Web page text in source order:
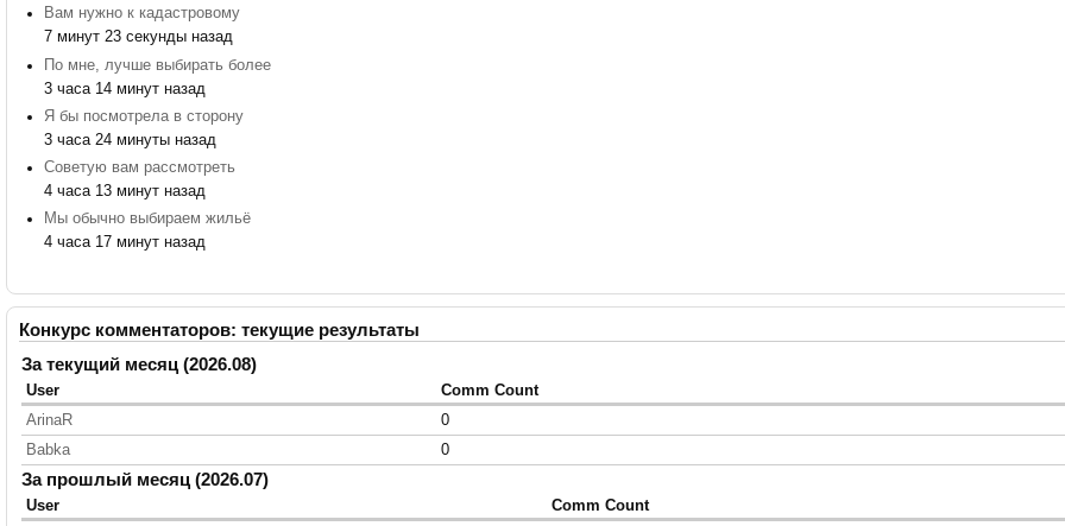
Вам нужно к кадастровому
7 минут 23 секунды назад
По мне, лучше выбирать более
3 часа 14 минут назад
Я бы посмотрела в сторону
3 часа 24 минуты назад
Советую вам рассмотреть
4 часа 13 минут назад
Мы обычно выбираем жильё
4 часа 17 минут назад
Конкурс комментаторов: текущие результаты
За текущий месяц (2026.08)
User Comm Count
ArinaR
0
Babka
0
За прошлый месяц (2026.07)
User Comm Count